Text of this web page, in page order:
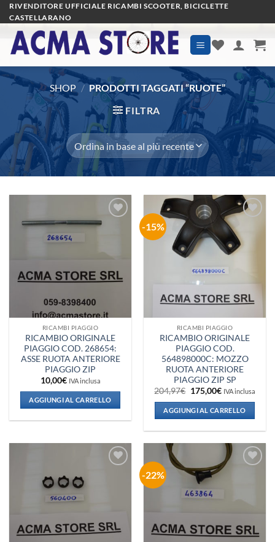
Salta
ai
contenuti
RIVENDITORE UFFICIALE RICAMBI SCOOTER, BICICLETTE
CASTELLARANO
SHOP / PRODOTTI TAGGATI “RUOTE”
FILTRA
Aggiungi
desideri
RICAMBI PIAGGIO
RICAMBIO ORIGINALE
PIAGGIO COD. 268654:
ASSE RUOTA ANTERIORE
PIAGGIO ZIP
10,00€ IVA inclusa
AGGIUNGI AL CARRELLO
-15%
Aggiungi
alla lista
dei
desideri
RICAMBI PIAGGIO
RICAMBIO ORIGINALE
PIAGGIO COD.
564898000C: MOZZO
RUOTA ANTERIORE
PIAGGIO ZIP SP
204,97€ Il
prezzo
originale
era:
204,97€.
175,00€Il
attuale
è:
175,00€.
IVA inclusa
AGGIUNGI AL CARRELLO
-22%
desideri